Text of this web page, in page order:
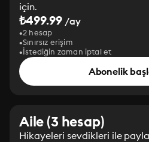
için.
₺499.99 /ay
2 hesap
Sınırsız erişim
İstediğin zaman iptal et
Abonelik
Aile (3 hesap)
Hikayeleri sevdikleri ile